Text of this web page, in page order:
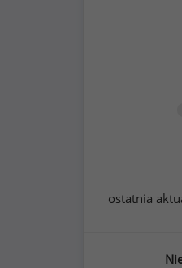
ostatnia